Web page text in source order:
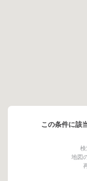
この条件に該
地図